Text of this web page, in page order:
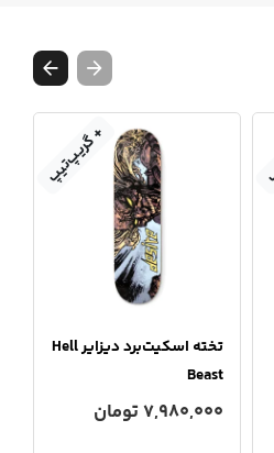
تخته اسکیت‌برد دیزایر Hell
Beast
7,980,000 تومان
+ گریپ‌تیپ